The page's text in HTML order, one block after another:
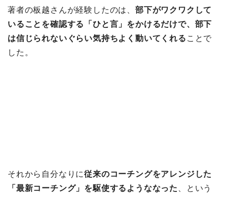
著者の板越さんが経験したのは、 部下がワクワクして
いることを確認する「ひと言」をかけるだけで、部下
は信じられないぐらい気持ちよく動いてくれる ことで
した。
それから自分なりに従来のコーチングをアレンジした
「最新コーチング」を駆使するようななった
、という